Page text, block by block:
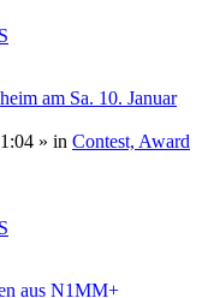
am Sa. 10. Januar
» in Contest, Award
aus N1MM+